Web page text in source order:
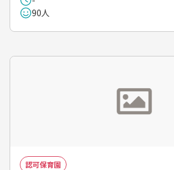
90人
認可保育園